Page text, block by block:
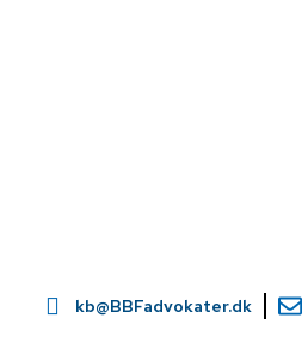
kb@BBFadvokater.dk